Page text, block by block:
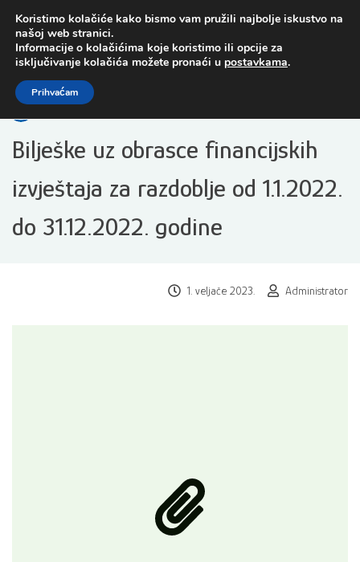
Open toolbar
sadržaj
Bilješke uz obrasce financijskih
izvještaja za razdoblje od 1.1.2022.
do 31.12.2022. godine
1. veljače 2023. Administrator
Koristimo kolačiće kako bismo vam pružili najbolje iskustvo na
našoj web stranici.
Informacije o kolačićima koje koristimo ili opcije za
isključivanje kolačića možete pronaći u postavkama.
Prihvaćam